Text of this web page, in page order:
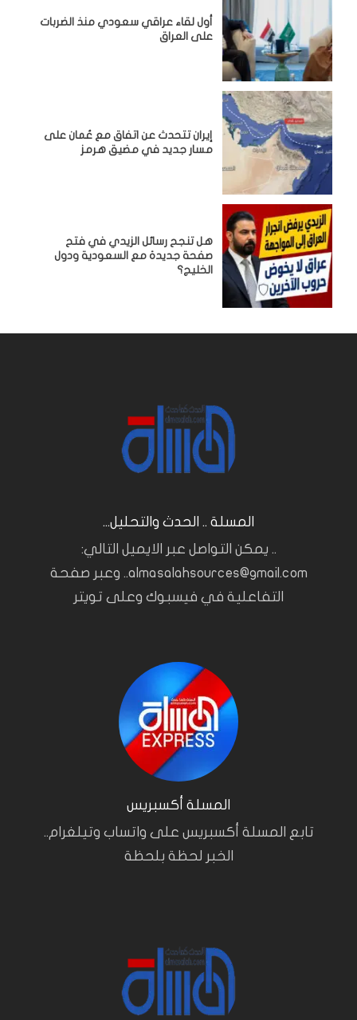
أول لقاء عراقي سعودي منذ الضربات
على العراق
إيران تتحدث عن اتفاق مع عُمان على
مسار جديد في مضيق هرمز
هل تنجح رسائل الزيدي في فتح
صفحة جديدة مع السعودية ودول
الخليج؟
المسلة .. الحدث والتحليل...
.. يمكن التواصل عبر الايميل التالي:
almasalahsources@gmail.com.. وعبر صفحة
التفاعلية في فيسبوك وعلى تويتر
المسلة أكسبريس
تابع المسلة أكسبريس على واتساب وتيلغرام..
الخبر لحظة بلحظة